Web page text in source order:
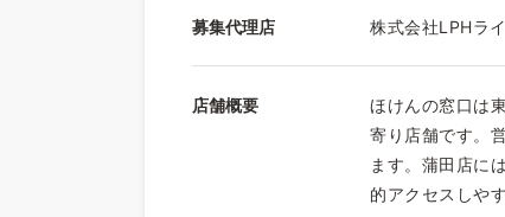
募集代理店 株式会社LPHラ
店舗概要
ほけんの窓口は
寄り店舗です。
ます。蒲田店に
的アクセスしや